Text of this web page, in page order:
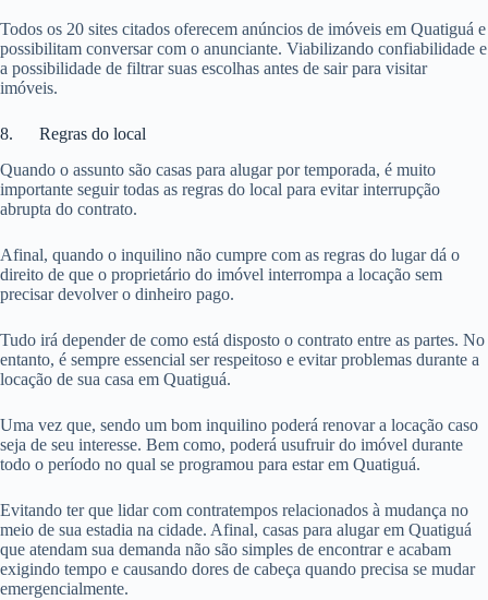
Todos os 20 sites citados oferecem anúncios de imóveis em Quatiguá e
possibilitam conversar com o anunciante. Viabilizando confiabilidade e
a possibilidade de filtrar suas escolhas antes de sair para visitar
imóveis.
8. Regras do local
Quando o assunto são casas para alugar por temporada, é muito
importante seguir todas as regras do local para evitar interrupção
abrupta do contrato.
Afinal, quando o inquilino não cumpre com as regras do lugar dá o
direito de que o proprietário do imóvel interrompa a locação sem
precisar devolver o dinheiro pago.
Tudo irá depender de como está disposto o contrato entre as partes. No
entanto, é sempre essencial ser respeitoso e evitar problemas durante a
locação de sua casa em Quatiguá.
Uma vez que, sendo um bom inquilino poderá renovar a locação caso
seja de seu interesse. Bem como, poderá usufruir do imóvel durante
todo o período no qual se programou para estar em Quatiguá.
Evitando ter que lidar com contratempos relacionados à mudança no
meio de sua estadia na cidade. Afinal, casas para alugar em Quatiguá
que atendam sua demanda não são simples de encontrar e acabam
exigindo tempo e causando dores de cabeça quando precisa se mudar
emergencialmente.